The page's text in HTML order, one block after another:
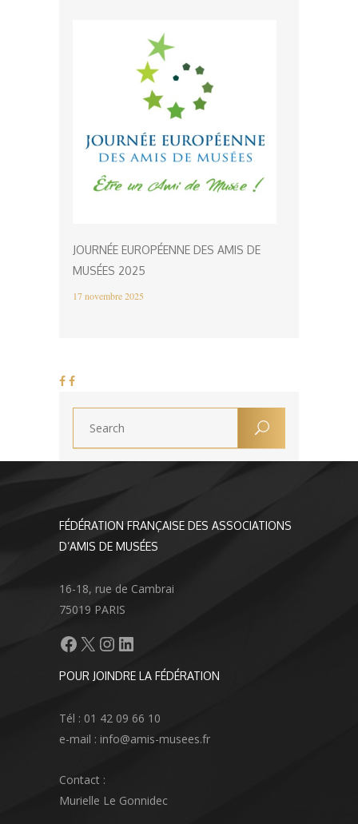
JOURNÉE EUROPÉENNE DES AMIS DE
MUSÉES 2025
17 novembre 2025
FÉDÉRATION FRANÇAISE DES ASSOCIATIONS
D’AMIS DE MUSÉES
16-18, rue de Cambrai
75019 PARIS
Facebook
X Instagram
LinkedIn
POUR JOINDRE LA FÉDÉRATION
Tél : 01 42 09 66 10
e-mail : info@amis-musees.fr
Contact :
Murielle Le Gonnidec